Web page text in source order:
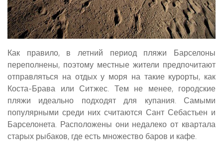
Как правило, в летний период пляжи Барселоны
переполнены, поэтому местные жители предпочитают
отправляться на отдых у моря на такие курорты, как
Коста-Брава или Ситжес. Тем не менее, городские
пляжи идеально подходят для купания. Самыми
популярными среди них считаются Сант Себастьен и
Барселонета. Расположены они недалеко от квартала
старых рыбаков, где есть множество баров и кафе.